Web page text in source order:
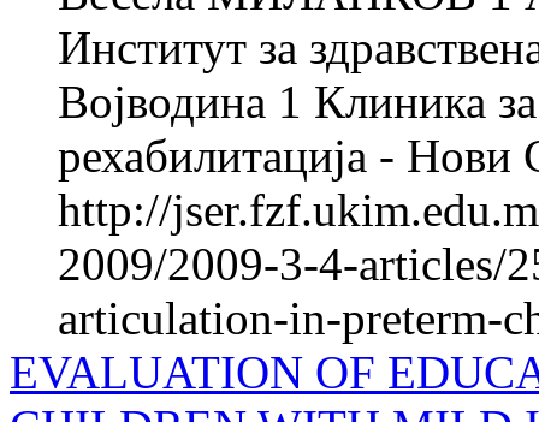
Институт за
Војводина 1 Клиника
рехабилитација -
http://
2009/2009-3-4-articles/
articulation-in-preterm-
EVALUATION OF